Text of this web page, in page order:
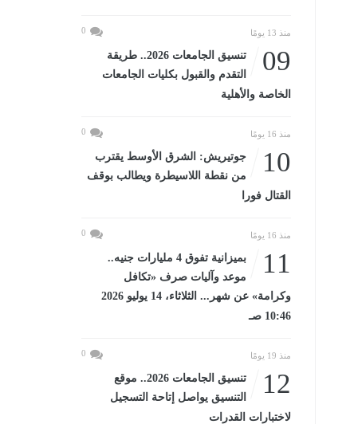
منذ 13 يومًا 0
09
تنسيق الجامعات 2026.. طريقة
التقدم والقبول بكليات الجامعات
الخاصة والأهلية
منذ 16 يومًا 0
10
جوتيريش: الشرق الأوسط يقترب
من نقطة اللاسيطرة ويطالب بوقف
القتال فورا
منذ 16 يومًا 0
11
بميزانية تفوق 4 مليارات جنيه..
موعد وآليات صرف «تكافل
وكرامة» عن شهر... الثلاثاء، 14 يوليو 2026
10:46 صـ
منذ 19 يومًا 0
12
تنسيق الجامعات 2026.. موقع
التنسيق يواصل إتاحة التسجيل
لاختبارات القدرات